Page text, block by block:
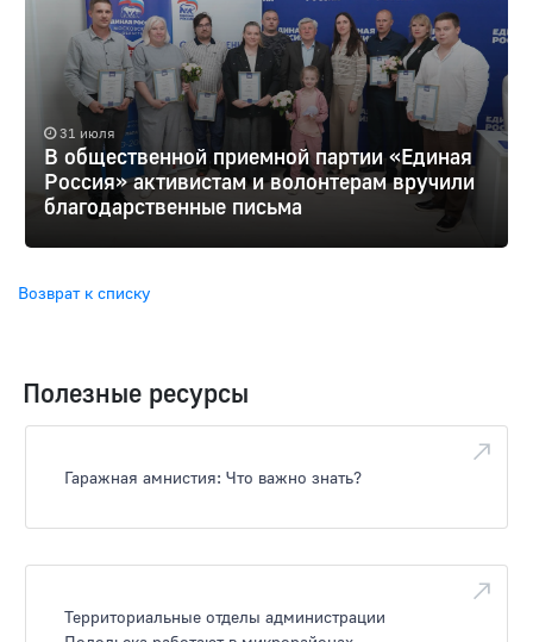
31 июля
В общественной приемной партии «Единая
Россия» активистам и волонтерам вручили
благодарственные письма
Возврат к списку
Полезные ресурсы
Гаражная амнистия: Что важно знать?
Территориальные отделы администрации